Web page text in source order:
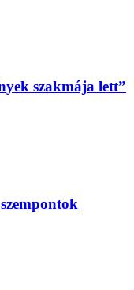
szakmája lett”